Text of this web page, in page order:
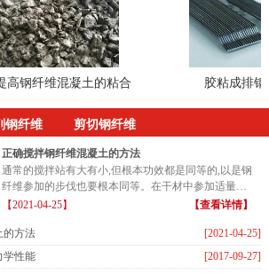
钢纤维混凝土的粘合 胶粘成排钢纤
钢纤维 剪切钢纤维
正确搅拌钢纤维混凝土的方法
通常的搅拌站有大有小,但根本功效都是同等的,以是钢
纤维参加的步伐也要根本同等。在干材中参加适量的
钢纤维...
【2021-04-25】 【查看详情】
[2021-04-25]
的方法
[2017-09-27]
学性能